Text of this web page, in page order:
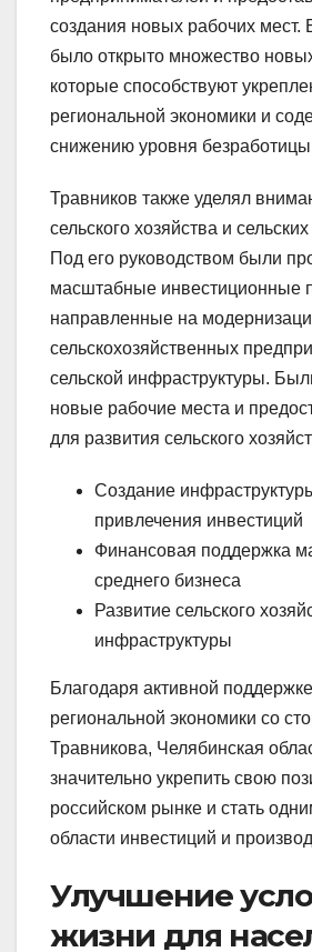
создания новых рабочих мест.
было открыто множество
которые способствуют
региональной экономики и
снижению уровня
Травников также уделял
сельского хозяйства и
Под его руководством были
масштабные инвестиционные
направленные на
сельскохозяйственных
сельской инфраструктуры.
новые рабочие места и
для развития сельского
Создание
привлечения инвестиций
Финансовая поддержка
среднего бизнеса
Развитие сельского
инфраструктуры
Благодаря активной
региональной экономики со
Травникова, Челябинская
значительно укрепить свою
российском рынке и стать
области инвестиций и
Улучшение
жизни для